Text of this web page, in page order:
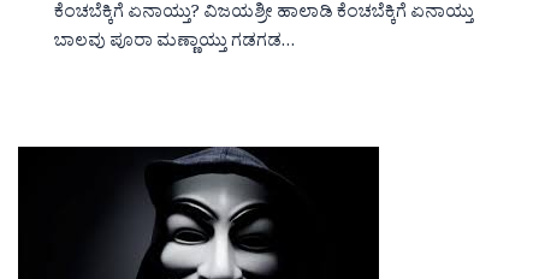
ಕೆಂಚಬೆಕ್ಕಿಗೆ ಏನಾಯ್ತು? ವಿಜಯಶ್ರೀ ಹಾಲಾಡಿ ಕೆಂಚಬೆಕ್ಕಿಗೆ ಏನಾಯ್ತು
ಬಾಲವು ಪೂರಾ ಮಣ್ಣಾಯ್ತು ಗಡಗಡ…